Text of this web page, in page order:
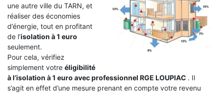
une autre ville du TARN, et
réaliser des économies
d’énergie, tout en profitant
de l’isolation à 1 euro
seulement.
Pour cela, vérifiez
simplement votre éligibilité
à l’isolation à 1 euro avec professionnel RGE LOUPIAC . Il
s’agit en effet d’une mesure prenant en compte votre revenu